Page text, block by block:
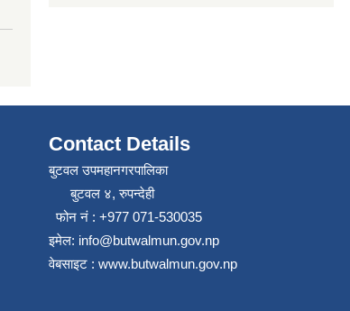
Contact Details
बुटवल उपमहानगरपालिका
बुटवल ४, रुपन्देही
फोन नं : +977 071-530035
इमेल: info@butwalmun.gov.np
वेबसाइट : www.butwalmun.gov.np